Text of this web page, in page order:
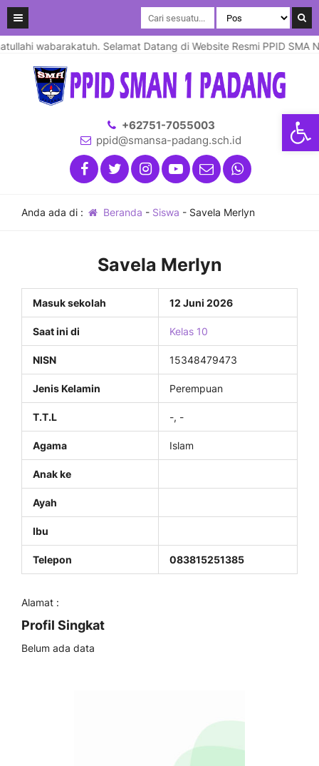
wabarakatuh. Selamat Datang di Website Resmi PPID
+62751-7055003
ppid@smansa-padang.sch.id
Anda ada di : Beranda - Siswa - Savela Merlyn
Savela Merlyn
Masuk sekolah 12 Juni 2026
Saat ini di Kelas 10
NISN 15348479473
Jenis Kelamin Perempuan
T.T.L -, -
Agama Islam
Anak ke
Ayah
Ibu
Telepon 083815251385
Alamat :
Profil Singkat
Belum ada data